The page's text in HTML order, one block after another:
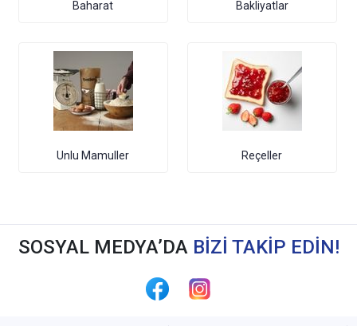
Baharat Bakliyatlar
Unlu Mamuller Reçeller
SOSYAL MEDYA’DA BİZİ TAKİP EDİN!